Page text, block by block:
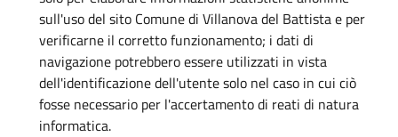
sull'uso del sito Comune di Villanova del Battista e per
verificarne il corretto funzionamento; i dati di
navigazione potrebbero essere utilizzati in vista
dell'identificazione dell'utente solo nel caso in cui ciò
fosse necessario per l'accertamento di reati di natura
informatica.